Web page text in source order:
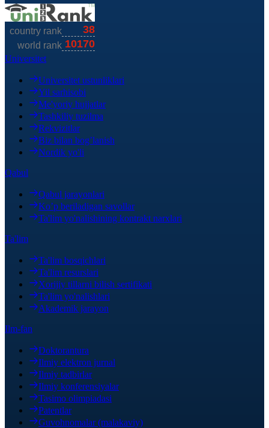
Universitet
Universitet ustunliklari
Yil sarhisobi
Me'yoriy hujjatlar
Tashkiliy tuzilma
Rekvizitlar
Biz bilan bog’lanish
Nordik yo'li
Qabul
Qabul jarayonlari
Ko’p beriladigan savollar
Ta'lim yo'nalishining kontrakt narxlari
Ta'lim
Ta'lim bosqichlari
Ta'lim resurslari
Xorijiy tillarni bilish sertifikati
Ta'lim yo'nalishlari
Akademik jarayon
Ilm-fan
Doktorantura
Ilmiy elektron jurnal
Ilmiy tadbirlar
Ilmiy konferensiyalar
Tasimo olimpiadasi
Patentlar
Guvohnomalar (malakaviy)